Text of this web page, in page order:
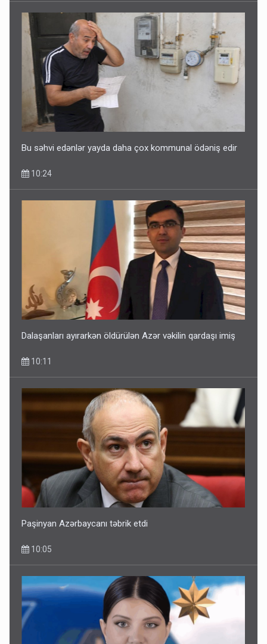
Bu səhvi edənlər yayda daha çox kommunal ödəniş edir
10:24
Dalaşanları ayırarkən öldürülən Azər vəkilin qardaşı imiş
10:11
Paşinyan Azərbaycanı təbrik etdi
10:05